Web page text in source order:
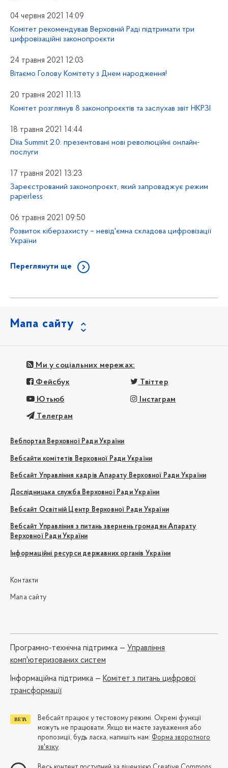
04 червня 2021 14:09
Комітет рекомендував Верховній Раді підтримати три
цифровізаційні законопроєкти
24 травня 2021 12:03
Вітаємо Голову Комітету з Днем народження!
20 травня 2021 11:13
Комітет розглянув 8 законопроєктів та заслухав звіт НКРЗІ
18 травня 2021 14:44
Diia Summit 2.0: презентовані нові революційні онлайн-
послуги
17 травня 2021 13:23
Зареєстрований законопроєкт, який запроваджує режим
paperless
06 травня 2021 09:50
Розвиток кіберзахисту – невід'ємна складова цифровізації
України
Переглянути ще
Мапа сайту
Ми у соціальних мережах:
Фейсбук Твіттер
Ютьюб Інстаграм
Телеграм
Вебпортал Верховної Ради України
Вебсайти комітетів Верховної Ради України
Вебсайт Управління кадрів Апарату Верховної Ради України
Дослідницька служба Верховної Ради України
Вебсайт Освітній Центр Верховної Ради України
Вебсайт Управління з питань звернень громадян Апарату
Верховної Ради України
Інформаційні ресурси державних органів України
Контакти
Мапа сайту
Програмно-технічна підтримка — Управління
комп'ютеризованих систем
Iнформаційна підтримка — Комітет з питань цифрової
трансформації
Вебсайт працює у тестовому режимі. Окремі функції
можуть не працювати. Якщо ви маєте зауваження або
пропозиції, будь ласка, напишіть нам: Форма зворотного
зв'язку